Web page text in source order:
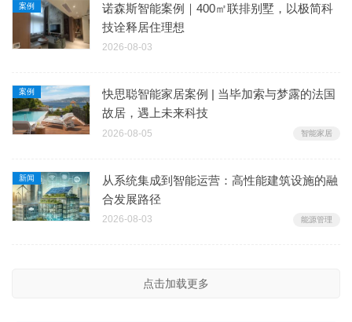
案例
诺森斯智能案例｜400㎡联排别墅，以极简科
技诠释居住理想
2026-08-03
案例
快思聪智能家居案例 | 当毕加索与梦露的法国
故居，遇上未来科技
2026-08-05 智能家居
新闻
从系统集成到智能运营：高性能建筑设施的融
合发展路径
2026-08-03 能源管理
点击加载更多